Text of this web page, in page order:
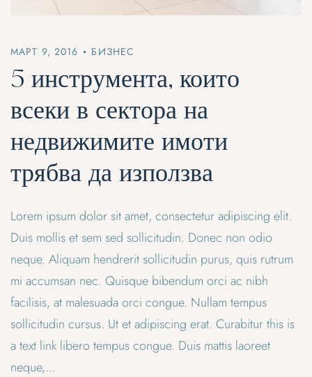
МАРТ 9, 2016 БИЗНЕС
5 инструмента, които
всеки в сектора на
недвижимите имоти
трябва да използва
Lorem ipsum dolor sit amet, consectetur adipiscing elit.
Duis mollis et sem sed sollicitudin. Donec non odio
neque. Aliquam hendrerit sollicitudin purus, quis rutrum
mi accumsan nec. Quisque bibendum orci ac nibh
facilisis, at malesuada orci congue. Nullam tempus
sollicitudin cursus. Ut et adipiscing erat. Curabitur this is
a text link libero tempus congue. Duis mattis laoreet
neque,...